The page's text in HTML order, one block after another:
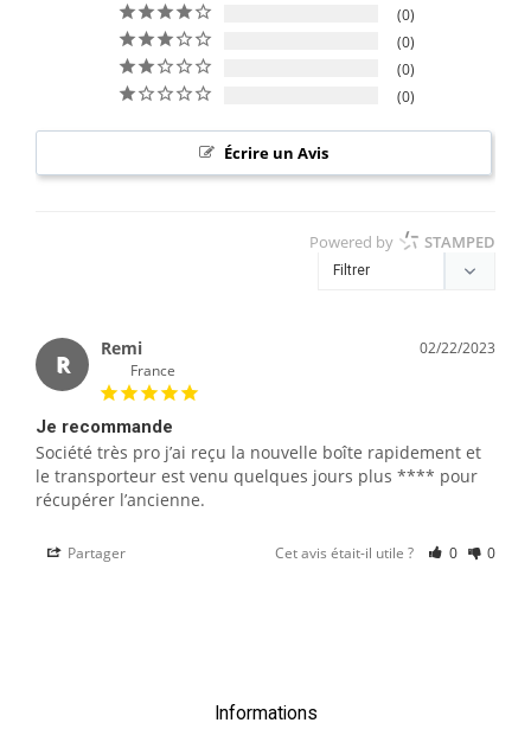
0
0
0
0
Écrire un Avis
Powered by STAMPED
R
02/22/2023
Remi
France
Je recommande
Société très pro j’ai reçu la nouvelle boîte rapidement et
le transporteur est venu quelques jours plus **** pour
récupérer l’ancienne.
Partager Cet avis était-il utile ? 0 0
Informations